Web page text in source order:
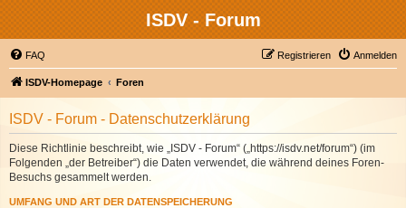
ISDV - Forum
FAQ Anmelden
Registrieren
ISDV-Homepage Foren
ISDV - Forum - Datenschutzerklärung
Diese Richtlinie beschreibt, wie „ISDV - Forum“ („https://isdv.net/forum“) (im
Folgenden „der Betreiber“) die Daten verwendet, die während deines Foren-
Besuchs gesammelt werden.
UMFANG UND ART DER DATENSPEICHERUNG